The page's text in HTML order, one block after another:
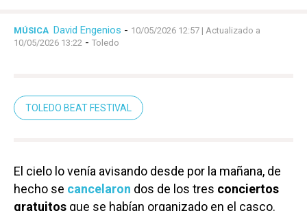
MÚSICA David Engenios - 10/05/2026 12:57 | Actualizado a
10/05/2026 13:22 - Toledo
TOLEDO BEAT FESTIVAL
El cielo lo venía avisando desde por la mañana, de
hecho se cancelaron dos de los tres conciertos
gratuitos que se habían organizado en el casco.